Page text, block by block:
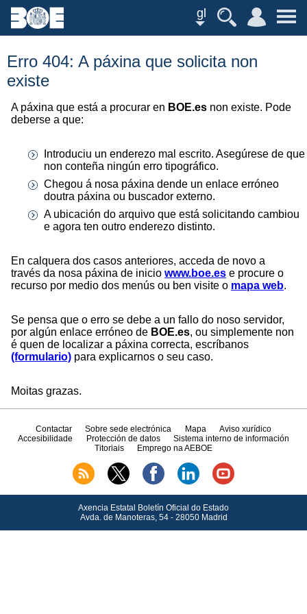
gl
Erro 404: A páxina que solicita non
existe
A páxina que está a procurar en BOE.es non existe. Pode
deberse a que:
Introduciu un enderezo mal escrito. Asegúrese de que
non conteña ningún erro tipográfico.
Chegou á nosa páxina dende un enlace erróneo
doutra páxina ou buscador externo.
A ubicación do arquivo que está solicitando cambiou
e agora ten outro enderezo distinto.
En calquera dos casos anteriores, acceda de novo a
través da nosa páxina de inicio www.boe.es e procure o
recurso por medio dos menús ou ben visite o mapa web.
Se pensa que o erro se debe a un fallo do noso servidor,
por algún enlace erróneo de BOE.es, ou simplemente non
é quen de localizar a páxina correcta, escríbanos
(formulario) para explicarnos o seu caso.
Moitas grazas.
Contactar Sobre sede electrónica Mapa
Aviso xurídico
Accesibilidade
Protección de datos
Sistema interno de información
Titoriais
Emprego na AEBOE
Axencia Estatal Boletín Oficial do Estado
Avda.de Manoteras, 54 - 28050 Madrid